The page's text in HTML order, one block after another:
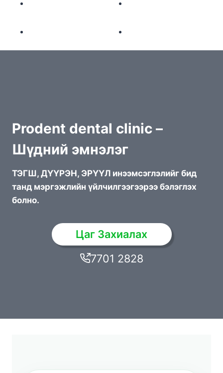
Prodent dental clinic –
Шүдний эмнэлэг
ТЭГШ, ДҮҮРЭН, ЭРҮҮЛ инээмсэглэлийг бид
танд мэргэжлийн үйлчилгээгээрээ бэлэглэх
болно.
Цаг Захиалах
7701 2828